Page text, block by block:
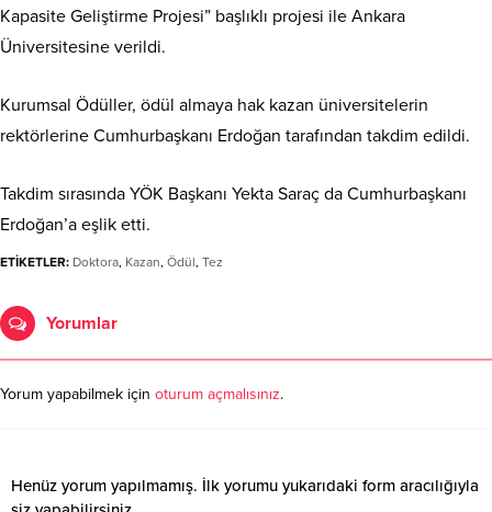
Kapasite Geliştirme Projesi” başlıklı projesi ile Ankara
Üniversitesine verildi.
Kurumsal Ödüller, ödül almaya hak kazan üniversitelerin
rektörlerine Cumhurbaşkanı Erdoğan tarafından takdim edildi.
Takdim sırasında YÖK Başkanı Yekta Saraç da Cumhurbaşkanı
Erdoğan’a eşlik etti.
ETİKETLER: Doktora, Kazan, Ödül, Tez
Yorumlar
Yorum yapabilmek için oturum açmalısınız.
Henüz yorum yapılmamış. İlk yorumu yukarıdaki form aracılığıyla